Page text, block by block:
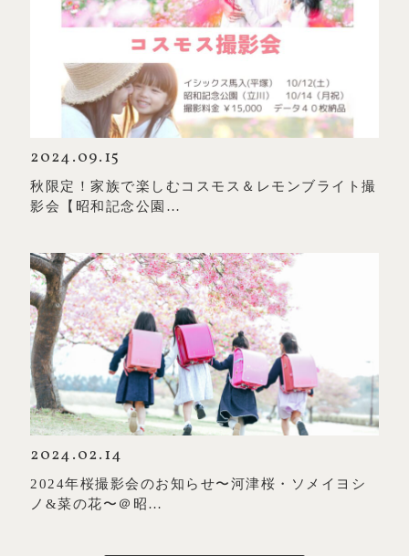
2024.09.15
秋限定！家族で楽しむコスモス＆レモンブライト撮
影会【昭和記念公園…
2024.02.14
2024年桜撮影会のお知らせ〜河津桜・ソメイヨシ
ノ&菜の花〜＠昭…